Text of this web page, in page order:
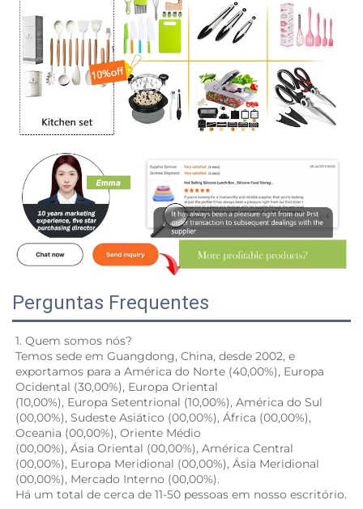
Perguntas Frequentes
1. Quem somos nós?
Temos sede em Guangdong, China, desde 2002, e
exportamos para a América do Norte (40,00%), Europa
Ocidental (30,00%), Europa Oriental
(10,00%), Europa Setentrional (10,00%), América do Sul
(00,00%), Sudeste Asiático (00,00%), África (00,00%),
Oceania (00,00%), Oriente Médio
(00,00%), Ásia Oriental (00,00%), América Central
(00,00%), Europa Meridional (00,00%), Ásia Meridional
(00,00%), Mercado Interno (00,00%).